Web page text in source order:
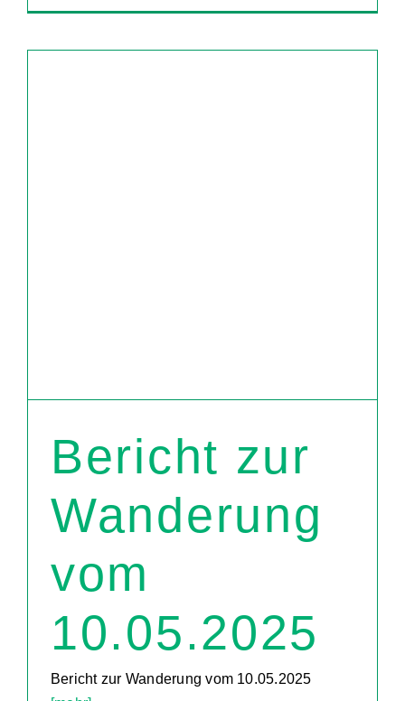
Bericht zur
Wanderung
vom
10.05.2025
Bericht zur Wanderung vom 10.05.2025